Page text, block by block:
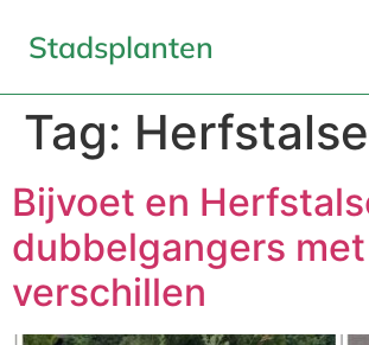
Stadsplanten
Tag:
Bijvoet en
dubbelgangers met
verschillen